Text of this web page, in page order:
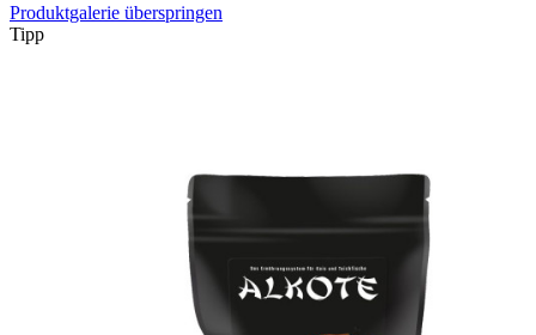
Produktgalerie überspringen
Tipp